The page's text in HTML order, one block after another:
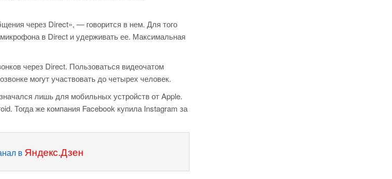
через Direct», — говорится в нем. Для того
в Direсt и удерживать ее. Максимальная
через Direct. Пользоваться видеочатом
могут участвовать до четырех человек.
лишь для мобильных устройств от Apple.
Тогда же компания Facebook купила Instagram за
в Яндекс.Дзен